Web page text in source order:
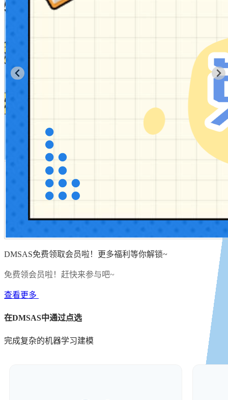
DMSAS免费领取会员啦！更多福利等你解锁~
免费领会员啦！赶快来参与吧~
查看更多
在DMSAS中通过点选
完成复杂的机器学习建模